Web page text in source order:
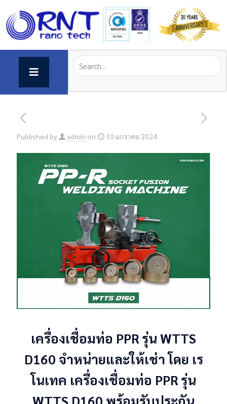
Published by admin on 10 มกราคม 2024
เครื่องเชื่อมท่อ PPR รุ่น WTTS
D160 จำหน่ายและให้เช่า โดย เร
โนเทค เครื่องเชื่อมท่อ PPR รุ่น
WTTS D160 พร้อมรับประกัน